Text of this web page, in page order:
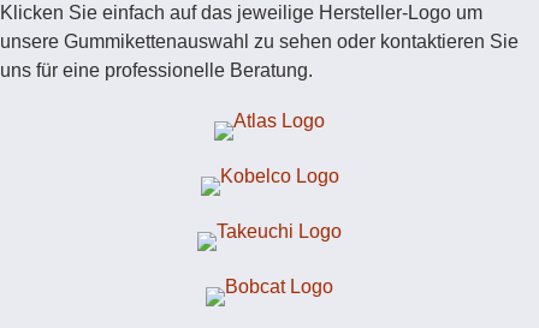
Klicken Sie einfach auf das jeweilige Hersteller-Logo um
unsere Gummikettenauswahl zu sehen oder kontaktieren Sie
uns für eine professionelle Beratung.